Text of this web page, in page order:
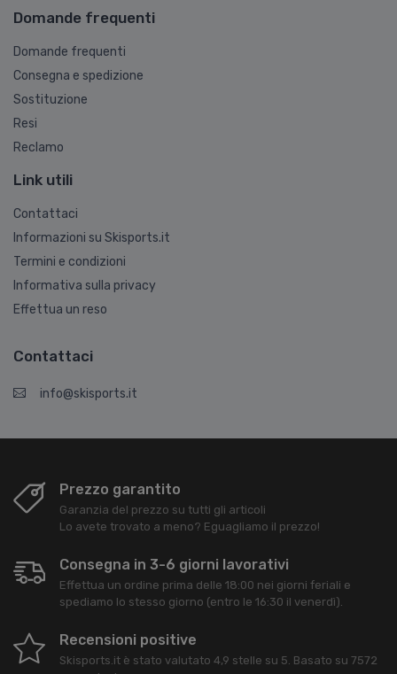
Domande frequenti
Domande frequenti
Consegna e spedizione
Sostituzione
Resi
Reclamo
Link utili
Contattaci
Informazioni su Skisports.it
Termini e condizioni
Informativa sulla privacy
Effettua un reso
Contattaci
info@skisports.it
Prezzo garantito
Garanzia del prezzo su tutti gli articoli
Lo avete trovato a meno? Eguagliamo il prezzo!
Consegna in 3-6 giorni lavorativi
Effettua un ordine prima delle 18:00 nei giorni feriali e
spediamo lo stesso giorno (entro le 16:30 il venerdì).
Recensioni positive
Skisports.it è stato valutato 4,9 stelle su 5. Basato su 7572